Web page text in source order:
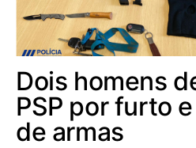
Dois homens
PSP por furto
de armas